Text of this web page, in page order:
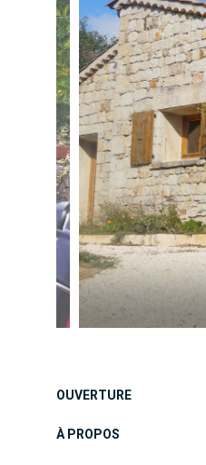
OUVERTURE
À PROPOS